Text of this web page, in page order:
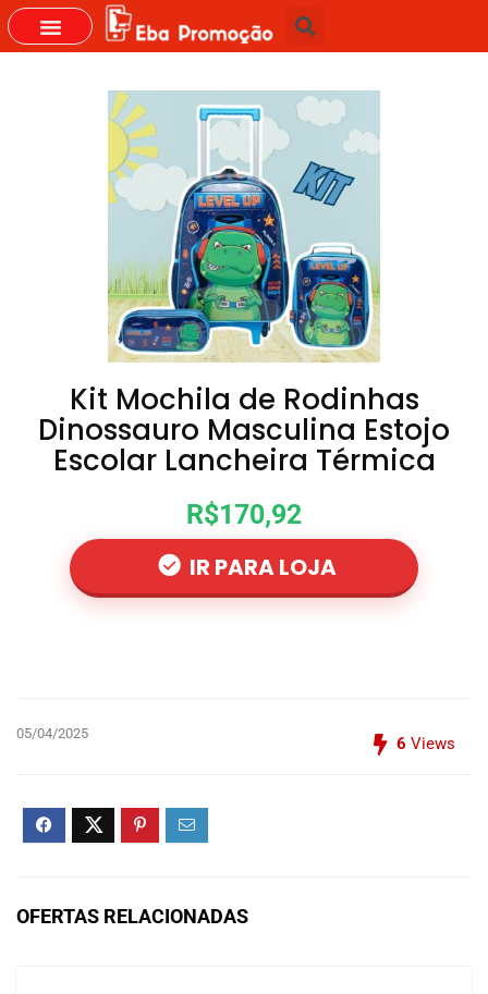
Kit Mochila de Rodinhas
Dinossauro Masculina Estojo
Escolar Lancheira Térmica
R$170,92
IR PARA LOJA
05/04/2025
6 Views
OFERTAS RELACIONADAS